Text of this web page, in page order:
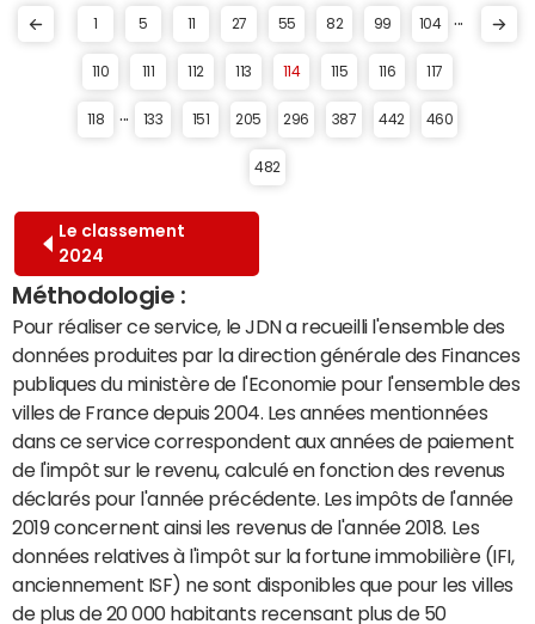
1 5 11 27 55 82 99 104
110 111 112 113 114 115 116 117
118 133 151 205 296 387 442 460
482
Le classement
2024
Méthodologie :
Pour réaliser ce service, le JDN a recueilli l'ensemble des
données produites par la direction générale des Finances
publiques du ministère de l'Economie pour l'ensemble des
villes de France depuis 2004. Les années mentionnées
dans ce service correspondent aux années de paiement
de l'impôt sur le revenu, calculé en fonction des revenus
déclarés pour l'année précédente. Les impôts de l'année
2019 concernent ainsi les revenus de l'année 2018. Les
données relatives à l'impôt sur la fortune immobilière (IFI,
anciennement ISF) ne sont disponibles que pour les villes
de plus de 20 000 habitants recensant plus de 50